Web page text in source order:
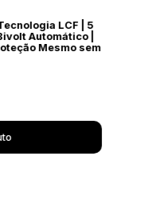
LCF | 5
Automático |
Mesmo sem